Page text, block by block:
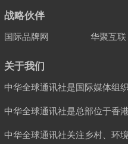
战略伙伴
国际品牌网 华聚互联
关于我们
中华全球通讯社是国际媒体组
中华全球通讯社是总部位于香
中华全球通讯社关注乡村、环